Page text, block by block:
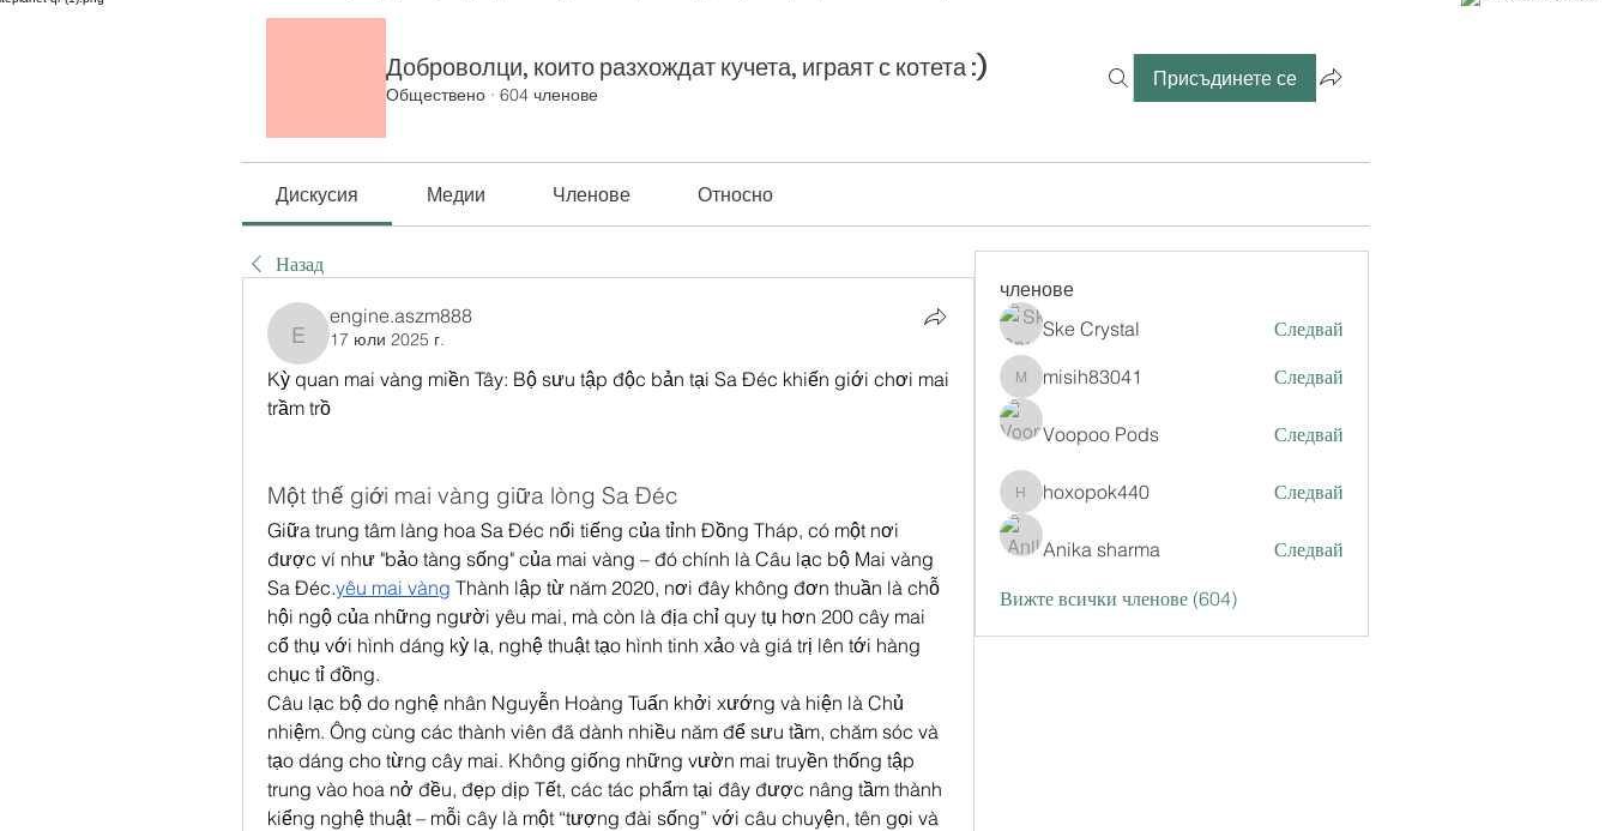
Доброволци, които разхождат кучета, играят с котета :)
Обществено · 604 членове
Присъдинете се
Дискусия Медии Членове Относно
Назад
engine.aszm888
engine.aszm888
17 юли 2025 г.
Kỳ quan mai vàng miền Tây: Bộ sưu tập độc bản tại Sa Đéc khiến giới chơi mai
trầm trồ
Một thế giới mai vàng giữa lòng Sa Đéc
Giữa trung tâm làng hoa Sa Đéc nổi tiếng của tỉnh Đồng Tháp, có một nơi
được ví như "bảo tàng sống" của mai vàng – đó chính là Câu lạc bộ Mai vàng
Sa Đéc.yêu mai vàng Thành lập từ năm 2020, nơi đây không đơn thuần là chỗ
hội ngộ của những người yêu mai, mà còn là địa chỉ quy tụ hơn 200 cây mai
cổ thụ với hình dáng kỳ lạ, nghệ thuật tạo hình tinh xảo và giá trị lên tới hàng
chục tỉ đồng.
Câu lạc bộ do nghệ nhân Nguyễn Hoàng Tuấn khởi xướng và hiện là Chủ
nhiệm. Ông cùng các thành viên đã dành nhiều năm để sưu tầm, chăm sóc và
tạo dáng cho từng cây mai. Không giống những vườn mai truyền thống tập
trung vào hoa nở đều, đẹp dịp Tết, các tác phẩm tại đây được nâng tầm thành
kiểng nghệ thuật – mỗi cây là một “tượng đài sống” với câu chuyện, tên gọi và
членове
Ske Crystal Следвай
misih83041
misih83041 Следвай
Voopoo Pods Следвай
hoxopok440
hoxopok440 Следвай
Anika sharma Следвай
Вижте всички членове (604)